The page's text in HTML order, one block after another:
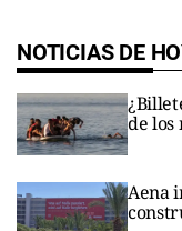
NOTICIAS DE
de los
Aena